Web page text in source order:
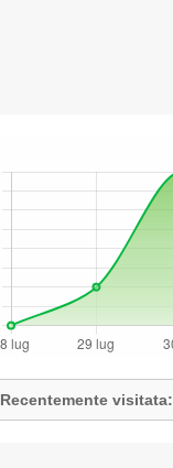
Recentemente visitata: